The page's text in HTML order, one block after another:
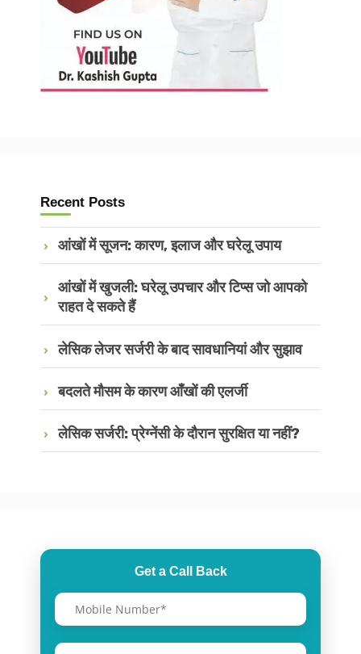
Recent Posts
आंखों में सूजन: कारण, इलाज और घरेलू उपाय
आंखों में खुजली: घरेलू उपचार और टिप्स जो आपको
राहत दे सकते हैं
लेसिक लेजर सर्जरी के बाद सावधानियां और सुझाव
बदलते मौसम के कारण आँखों की एलर्जी
लेसिक सर्जरी: प्रेग्नेंसी के दौरान सुरक्षित या नहीं?
Get a Call Back